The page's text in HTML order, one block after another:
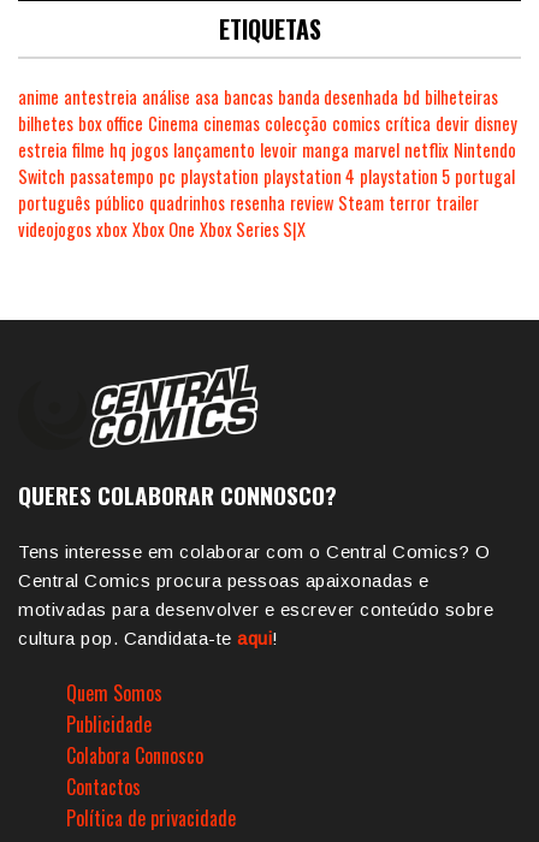
ETIQUETAS
anime antestreia análise asa bancas banda desenhada bd bilheteiras
bilhetes box office Cinema cinemas colecção comics crítica devir disney
estreia filme hq jogos lançamento levoir manga marvel netflix Nintendo
Switch passatempo pc playstation playstation 4 playstation 5 portugal
português público quadrinhos resenha review Steam terror trailer
videojogosxboxXbox One Xbox Series S|X
QUERES COLABORAR CONNOSCO?
Tens interesse em colaborar com o Central Comics? O
Central Comics procura pessoas apaixonadas e
motivadas para desenvolver e escrever conteúdo sobre
cultura pop. Candidata-te aqui!
Quem Somos
Publicidade
Colabora Connosco
Contactos
Política de privacidade